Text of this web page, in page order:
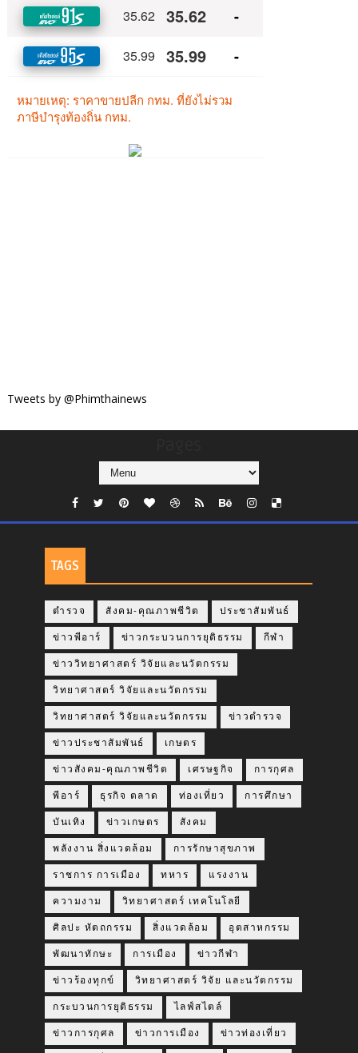
Tweets by @Phimthainews
TAGS
ตำรวจ สังคม-คุณภาพชีวิต ประชาสัมพันธ์
ข่าวพีอาร์ ข่าวกระบวนการยุติธรรม กีฬา
ข่าววิทยาศาสตร์ วิจัยและนวัตกรรม
วิทยาศาสตร์ วิจัยและนวัตกรรม
วิทยาศาสตร์ วิจัยและนวัตกรรม ข่าวตำรวจ
ข่าวประชาสัมพันธ์ เกษตร
ข่าวสังคม-คุณภาพชีวิต เศรษฐกิจ การกุศล
พีอาร์ ธุรกิจ ตลาด ท่องเที่ยว การศึกษา
บันเทิง ข่าวเกษตร สังคม
พลังงาน สิ่งแวดล้อม การรักษาสุขภาพ
ราชการ การเมือง ทหาร แรงงาน
ความงาม วิทยาศาสตร์ เทคโนโลยี
ศิลปะ หัตถกรรม สิ่งแวดล้อม อุตสาหกรรม
พัฒนาทักษะ การเมือง ข่าวกีฬา
ข่าวร้องทุกข์ วิทยาศาสตร์ วิจัย และนวัตกรรม
กระบวนการยุติธรรม ไลฟ์สไตล์
ข่าวการกุศล ข่าวการเมือง ข่าวท่องเที่ยว